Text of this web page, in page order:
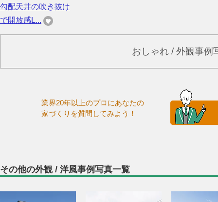
勾配天井の吹き抜け
で開放感L...
おしゃれ / 外観事例
業界20年以上のプロにあなたの
家づくりを質問してみよう！
その他の外観 / 洋風事例写真一覧